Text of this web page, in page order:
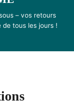
– vos retours
tous les jours !